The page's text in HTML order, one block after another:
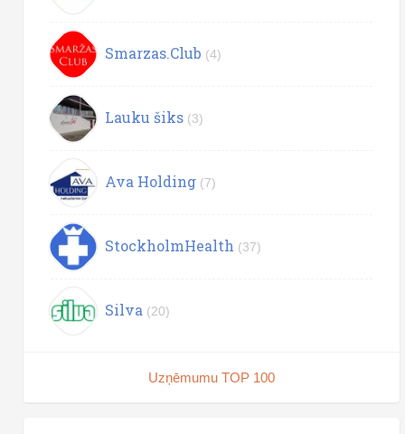
Smarzas.Club (4)
Lauku šiks (3)
Ava Holding (7)
StockholmHealth (37)
Silva (20)
Uzņēmumu TOP 100